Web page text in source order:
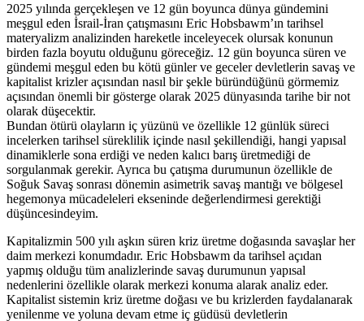
2025 yılında gerçekleşen ve 12 gün boyunca dünya gündemini
meşgul eden İsrail-İran çatışmasını Eric Hobsbawm’ın tarihsel
materyalizm analizinden hareketle inceleyecek olursak konunun
birden fazla boyutu olduğunu göreceğiz. 12 gün boyunca süren ve
gündemi meşgul eden bu kötü günler ve geceler devletlerin savaş ve
kapitalist krizler açısından nasıl bir şekle büründüğünü görmemiz
açısından önemli bir gösterge olarak 2025 dünyasında tarihe bir not
olarak düşecektir.
Bundan ötürü olayların iç yüzünü ve özellikle 12 günlük süreci
incelerken tarihsel süreklilik içinde nasıl şekillendiği, hangi yapısal
dinamiklerle sona erdiği ve neden kalıcı barış üretmediği de
sorgulanmak gerekir. Ayrıca bu çatışma durumunun özellikle de
Soğuk Savaş sonrası dönemin asimetrik savaş mantığı ve bölgesel
hegemonya mücadeleleri ekseninde değerlendirmesi gerektiği
düşüncesindeyim.
Kapitalizmin 500 yılı aşkın süren kriz üretme doğasında savaşlar her
daim merkezi konumdadır. Eric Hobsbawm da tarihsel açıdan
yapmış olduğu tüm analizlerinde savaş durumunun yapısal
nedenlerini özellikle olarak merkezi konuma alarak analiz eder.
Kapitalist sistemin kriz üretme doğası ve bu krizlerden faydalanarak
yenilenme ve yoluna devam etme iç güdüsü devletlerin